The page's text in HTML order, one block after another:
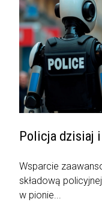
Policja dzisiaj
Wsparcie
składową
w pionie...